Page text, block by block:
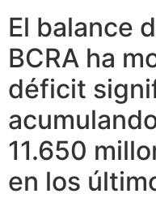
El balance
BCRA ha
déficit
11.650
en los